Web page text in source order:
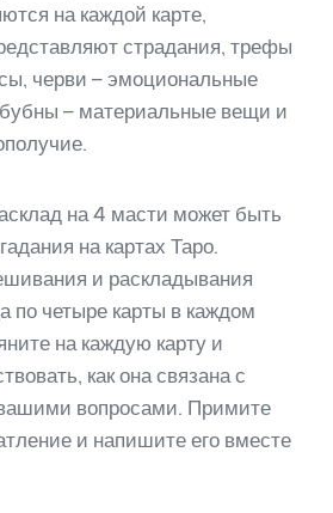
на каждой карте,
страдания, трефы
черви – эмоциональные
– материальные вещи и
на 4 масти может быть
на картах Таро.
и раскладывания
по четыре карты в каждом
на каждую карту и
как она связана с
вопросами. Примите
и напишите его вместе